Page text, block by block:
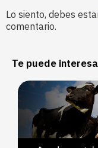
Lo siento, debes
comentario.
Te puede